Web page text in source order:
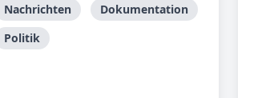
Nachrichten
Dokumentation
Politik